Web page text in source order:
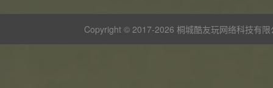
Copyright © 2017-2026 桐城酷友玩网络科技有